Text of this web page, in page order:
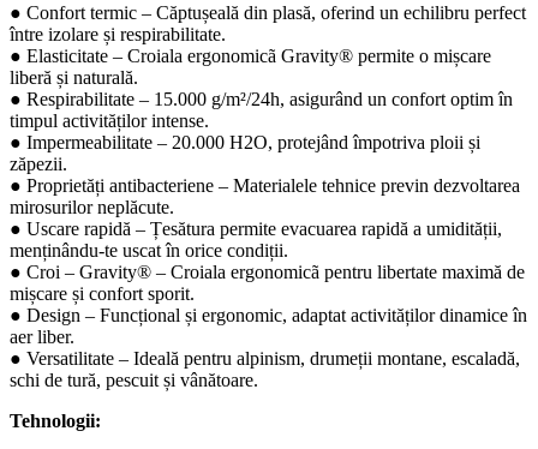
● Confort termic – Căptușeală din plasă, oferind un echilibru perfect
între izolare și respirabilitate.
● Elasticitate – Croiala ergonomicã Gravity® permite o mișcare
liberă și naturală.
● Respirabilitate – 15.000 g/m²/24h, asigurând un confort optim în
timpul activităților intense.
● Impermeabilitate – 20.000 H2O, protejând împotriva ploii și
zăpezii.
● Proprietăți antibacteriene – Materialele tehnice previn dezvoltarea
mirosurilor neplăcute.
● Uscare rapidă – Țesătura permite evacuarea rapidă a umidității,
menținându-te uscat în orice condiții.
● Croi – Gravity® – Croiala ergonomicã pentru libertate maximă de
mișcare și confort sporit.
● Design – Funcțional și ergonomic, adaptat activităților dinamice în
aer liber.
● Versatilitate – Ideală pentru alpinism, drumeții montane, escaladă,
schi de tură, pescuit și vânătoare.
Tehnologii: